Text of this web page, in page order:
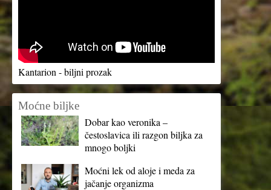
Kantarion - biljni prozak
Moćne biljke
Dobar kao veronika –
čestoslavica ili razgon biljka za
mnogo boljki
Moćni lek od aloje i meda za
jačanje organizma